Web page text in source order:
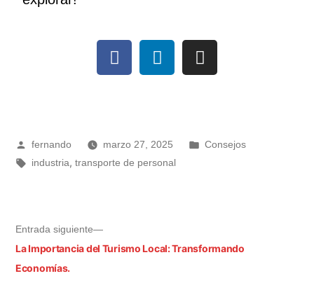
fernando marzo 27, 2025
Consejos
industria,transporte de personal
Entrada siguiente
La Importancia del Turismo Local: Transformando
Economías.